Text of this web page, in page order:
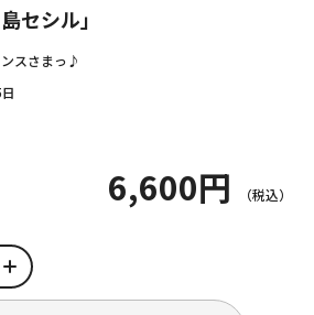
セシル」
スさまっ♪
6,600円